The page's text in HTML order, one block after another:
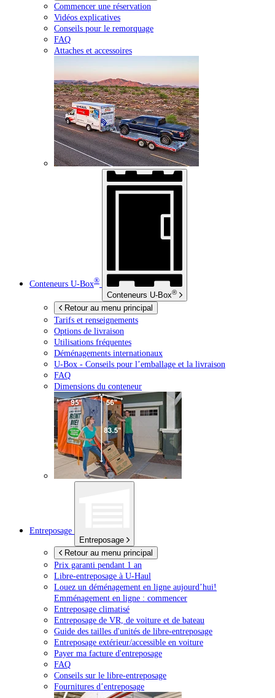
Commencer une réservation
Vidéos explicatives
Conseils pour le remorquage
FAQ
Attaches et accessoires
Conteneurs U-Box®
Conteneurs U-Box®
Retour au menu principal
Tarifs et renseignements
Options de livraison
Utilisations fréquentes
Déménagements internationaux
U-Box - Conseils pour l’emballage et la livraison
FAQ
Dimensions du conteneur
Entreposage
Entreposage
Retour au menu principal
Prix garanti pendant 1 an
Libre-entreposage à U-Haul
Louez un déménagement en ligne aujourd’hui!
Emménagement en ligne : commencer
Entreposage climatisé
Entreposage de VR, de voiture et de bateau
Guide des tailles d'unités de libre-entreposage
Entreposage extérieur/accessible en voiture
Payer ma facture d'entreposage
FAQ
Conseils sur le libre-entreposage
Fournitures d’entreposage